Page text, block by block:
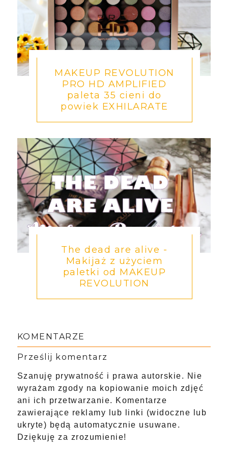
MAKEUP REVOLUTION
PRO HD AMPLIFIED
paleta 35 cieni do
powiek EXHILARATE
The dead are alive -
Makijaż z użyciem
paletki od MAKEUP
REVOLUTION
KOMENTARZE
Prześlij komentarz
Szanuję prywatność i prawa autorskie. Nie
wyrażam zgody na kopiowanie moich zdjęć
ani ich przetwarzanie. Komentarze
zawierające reklamy lub linki (widoczne lub
ukryte) będą automatycznie usuwane.
Dziękuję za zrozumienie!